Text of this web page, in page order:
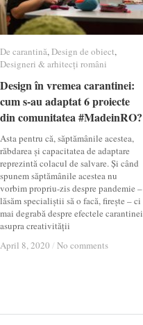
De carantină,Design de obiect,
Designeri & arhitecți români
Design în vremea carantinei:
cum s-au adaptat 6 proiecte
din comunitatea #MadeinRO?
Asta pentru că, săptămânile acestea,
răbdarea și capacitatea de adaptare
reprezintă colacul de salvare. Și când
spunem săptămânile acestea nu
vorbim propriu-zis despre pandemie –
lăsăm specialiștii să o facă, firește – ci
mai degrabă despre efectele carantinei
asupra creativității
April 8, 2020 / No comments
De carantină Design de obiect
Designeri & arhitecți români
Design în vremea carantinei:
cum s-au adaptat 6 proiecte
din comunitatea #MadeinRO?
April 8, 2020 / No comments